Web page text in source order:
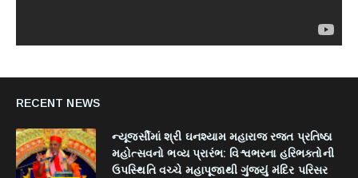
RECENT NEWS
ન્યૂજર્સીમાં શ્રી ઘનશ્યામ મહારાજ રજત પ્રતિષ્ઠા
મહોત્સવનો ભવ્ય પ્રારંભ: વિશ્વભરના હરિભક્તોની
ઉપસ્થિતિ વચ્ચે મહાપૂજાથી ગુંજ્યું મંદિર પરિસર